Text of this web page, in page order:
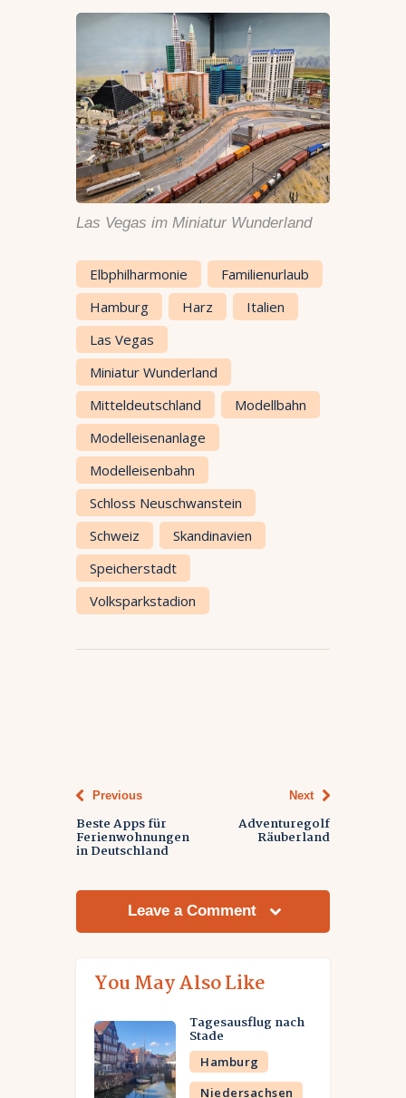
Las Vegas im Miniatur Wunderland
Elbphilharmonie
Familienurlaub
Hamburg
Harz
Italien
Las Vegas
Miniatur Wunderland
Mitteldeutschland
Modellbahn
Modelleisenanlage
Modelleisenbahn
Schloss Neuschwanstein
Schweiz
Skandinavien
Speicherstadt
Volksparkstadion
Previous
Beste Apps für
Ferienwohnungen
in Deutschland
Next
Adventuregolf
Räuberland
Leave a Comment
You May Also Like
Tagesausflug nach
Stade
Hamburg
Niedersachsen